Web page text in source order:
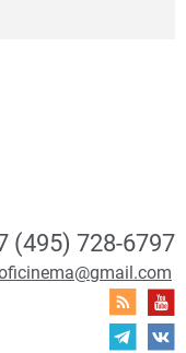
(495) 728-6797